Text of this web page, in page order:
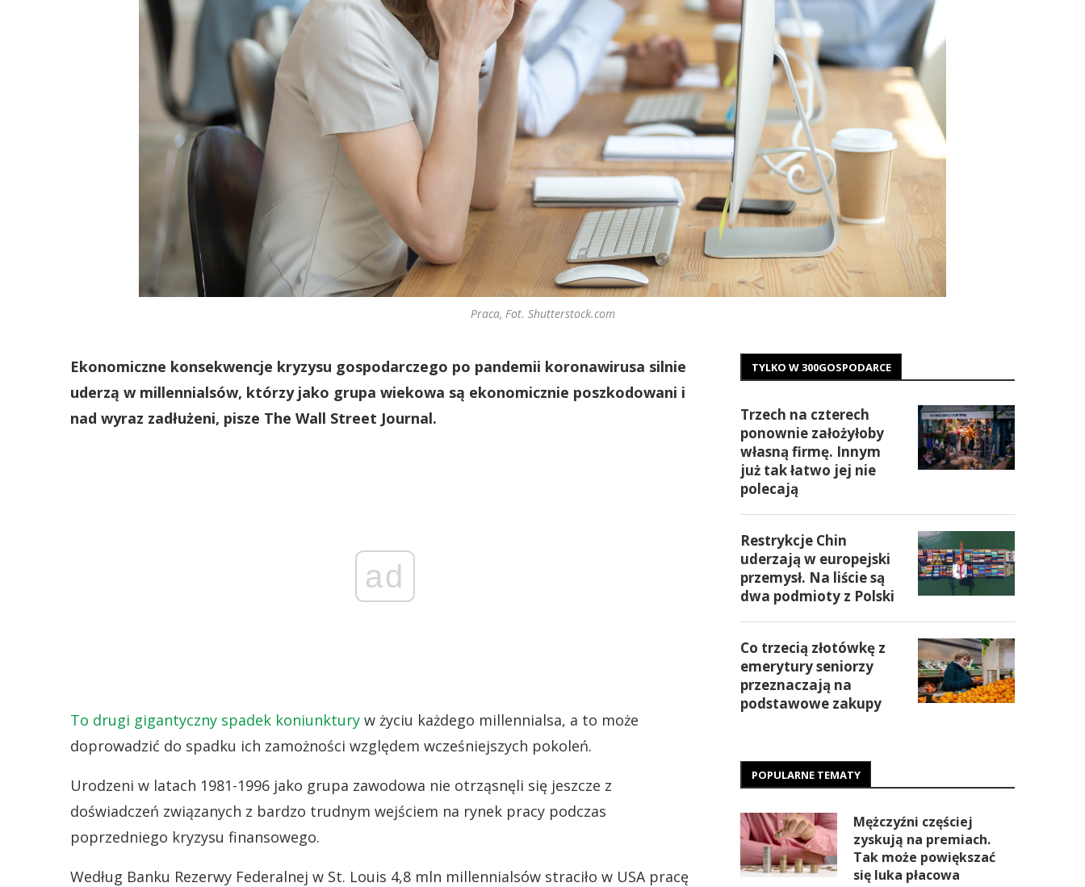
Praca, Fot. Shutterstock.com
Ekonomiczne konsekwencje kryzysu gospodarczego po pandemii koronawirusa silnie
uderzą w millennialsów, którzy jako grupa wiekowa są ekonomicznie poszkodowani i
nad wyraz zadłużeni, pisze The Wall Street Journal.
ad
To drugi gigantyczny spadek koniunktury w życiu każdego millennialsa, a to może
doprowadzić do spadku ich zamożności względem wcześniejszych pokoleń.
Urodzeni w latach 1981-1996 jako grupa zawodowa nie otrząsnęli się jeszcze z
doświadczeń związanych z bardzo trudnym wejściem na rynek pracy podczas
poprzedniego kryzysu finansowego.
Według Banku Rezerwy Federalnej w St. Louis 4,8 mln millennialsów straciło w USA pracę
TYLKO W 300GOSPODARCE
Trzech na czterech
ponownie założyłoby
własną firmę. Innym
już tak łatwo jej nie
polecają
Restrykcje Chin
uderzają w europejski
przemysł. Na liście są
dwa podmioty z Polski
Co trzecią złotówkę z
emerytury seniorzy
przeznaczają na
podstawowe zakupy
POPULARNE TEMATY
Mężczyźni częściej
zyskują na premiach.
Tak może powiększać
się luka płacowa